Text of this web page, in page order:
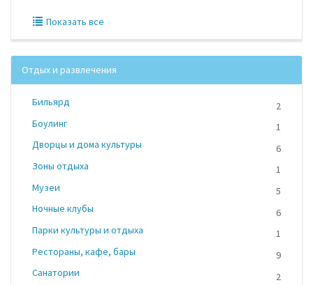
Показать все
Отдых и развлечения
Бильярд
2
Боулинг
1
Дворцы и дома культуры
6
Зоны отдыха
1
Музеи
5
Ночные клубы
6
Парки культуры и отдыха
1
Рестораны, кафе, бары
9
Санатории
2